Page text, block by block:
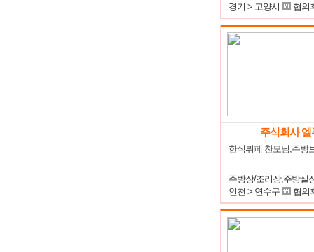
경기 > 고양시 협의
주식회사 엘
한식뷔페 찬모님,주방
인천 > 연수구 협의